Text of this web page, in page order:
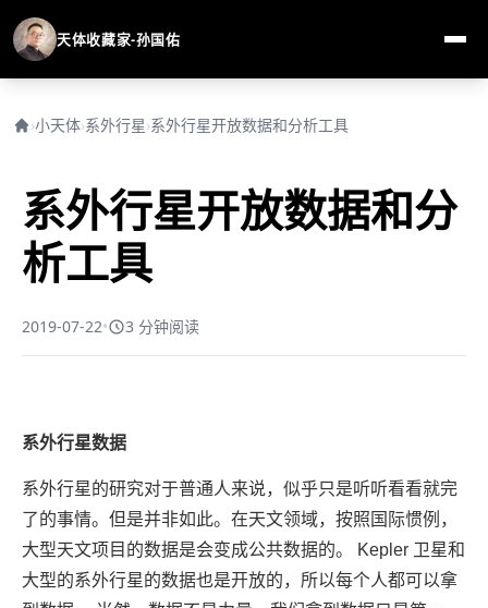
天体收藏家-孙国佑
›小天体›系外行星›系外行星开放数据和分析工具
系外行星开放数据和分
析工具
2019-07-22• 3 分钟阅读
系外行星数据
系外行星的研究对于普通人来说，似乎只是听听看看就完
了的事情。但是并非如此。在天文领域，按照国际惯例，
大型天文项目的数据是会变成公共数据的。 Kepler 卫星和
大型的系外行星的数据也是开放的，所以每个人都可以拿